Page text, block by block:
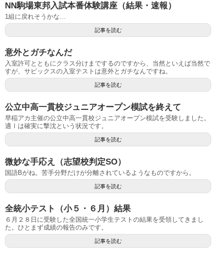
NN駒場東邦入試本番体験講座（結果・速報）
1組に戻れそうかな…
記事を読む
意外とガチなんだ
入室許可とともにクラス分けまでするのですから、当然といえば当然で
すが、サピックスの入室テストは意外とガチなんですね。
記事を読む
公立中高一貫校ジュニアオープン模試を終えて
早稲アカ主催の公立中高一貫校ジュニアオープン模試を受験しました。
適Ⅰは確実に撃沈という状況です。
記事を読む
微妙な手応え（志望校判定SO）
国語Bがね。苦手分野だけが分離されているようなものですから。
記事を読む
全統小テスト（小５・６月）結果
６月２８日に受験した全国統一小学生テストの結果を受領してきまし
た。ひとまず成績の報告のみです。
記事を読む